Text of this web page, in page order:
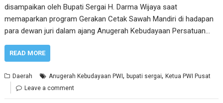
disampaikan oleh Bupati Sergai H. Darma Wijaya saat
memaparkan program Gerakan Cetak Sawah Mandiri di hadapan
para dewan juri dalam ajang Anugerah Kebudayaan Persatuan…
READ MORE
Daerah Anugerah Kebudayaan PWI,bupati sergai,Ketua PWI Pusat
Leave a comment